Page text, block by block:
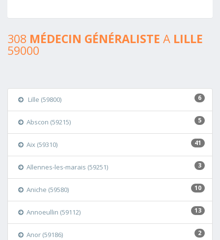
308 MÉDECIN GÉNÉRALISTE A LILLE
59000
6
Lille (59800)
5
Abscon (59215)
41
Aix (59310)
3
Allennes-les-marais (59251)
10
Aniche (59580)
13
Annoeullin (59112)
2
Anor (59186)